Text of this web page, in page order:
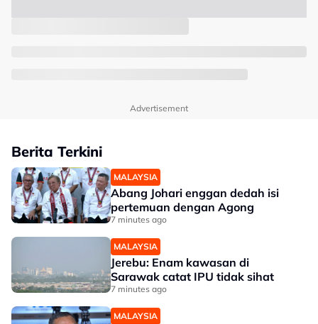
Advertisement
Berita Terkini
MALAYSIA
Abang Johari enggan dedah isi
pertemuan dengan Agong
7 minutes ago
MALAYSIA
Jerebu: Enam kawasan di
Sarawak catat IPU tidak sihat
7 minutes ago
MALAYSIA